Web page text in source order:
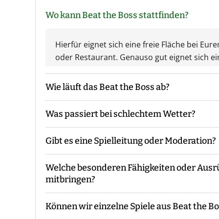
Wo kann Beat the Boss stattfinden?
Hierfür eignet sich eine freie Fläche bei
oder Restaurant. Genauso gut eignet sich
Wie läuft das Beat the Boss ab?
Der Guide kommt mit den Materialien zum
die Gruppeneinteilung. Danach erfolgt eine
Während des Events begleitet Euch der
Ende macht der Guide eine Auswertung
Was passiert bei schlechtem Wetter?
Das Event findet grundsätzlich bei jedem
Unwetterwarnung.
Gibt es eine Spielleitung oder Moderation?
Bei unserem Beat the Boss ist immer ein
Welche besonderen Fähigkeiten oder
mitbringen?
Es sind keine speziellen Vorkenntnisse
Können wir einzelne Spiele aus Beat the